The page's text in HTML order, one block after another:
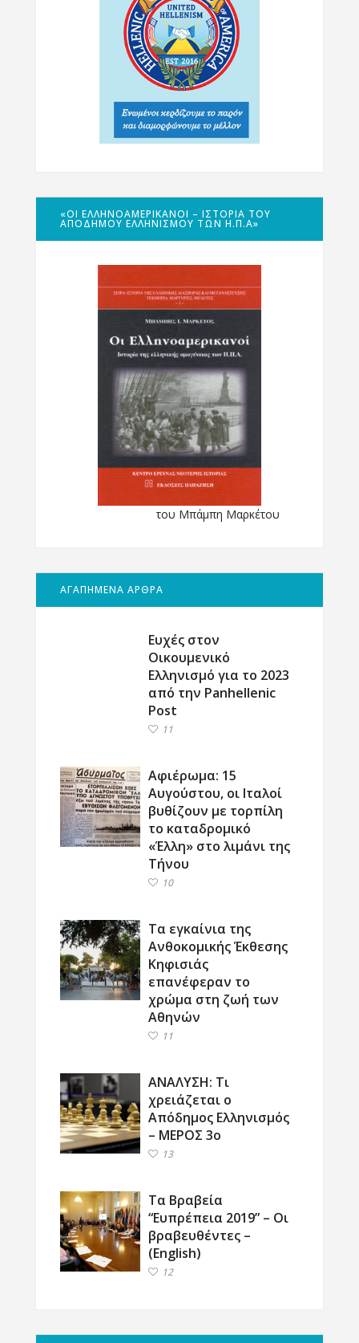
«ΟΙ ΕΛΛΗΝΟΑΜΕΡΙΚΑΝΟΊ – ΙΣΤΟΡΊΑ ΤΟΥ
ΑΠΌΔΗΜΟΥ ΕΛΛΗΝΙΣΜΟΎ ΤΩΝ Η.Π.Α»
του Μπάμπη Μαρκέτου
ΑΓΑΠΗΜΕΝΑ ΑΡΘΡΑ
Ευχές στον
Οικουμενικό
Ελληνισμό για το 2023
από την Panhellenic
Post
11
Αφιέρωμα: 15
Αυγούστου, οι Ιταλοί
βυθίζουν με τορπίλη
το καταδρομικό
«Έλλη» στο λιμάνι της
Τήνου
10
Τα εγκαίνια της
Ανθοκομικής Έκθεσης
Κηφισιάς
επανέφεραν το
χρώμα στη ζωή των
Αθηνών
11
ΑΝΑΛΥΣΗ: Τι
χρειάζεται ο
Απόδημος Ελληνισμός
– ΜΕΡΟΣ 3ο
13
Τα Βραβεία
“Ευπρέπεια 2019” – Οι
βραβευθέντες –
(English)
12